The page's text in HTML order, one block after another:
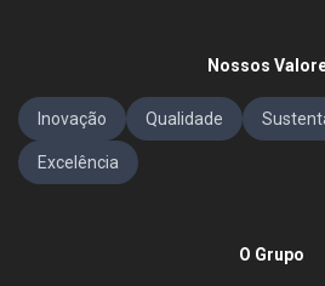
Nossos
Inovação Qualidade
Excelência
O Grupo